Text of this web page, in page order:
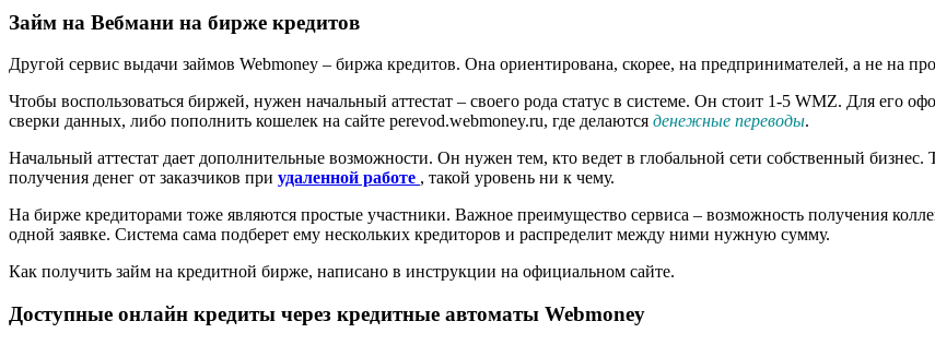
Займ на Вебмани на бирже кредитов
Другой сервис выдачи займов Webmoney – биржа кредитов. Она ориентирована, скорее, на предпринимателей, а не на
Чтобы воспользоваться биржей, нужен начальный аттестат – своего рода статус в системе. Он стоит 1-5 WMZ. Для его
сверки данных, либо пополнить кошелек на сайте perevod.webmoney.ru, где делаются денежные переводы.
Начальный аттестат дает дополнительные возможности. Он нужен тем, кто ведет в глобальной сети собственный бизнес.
получения денег от заказчиков при удаленной работе , такой уровень ни к чему.
На бирже кредиторами тоже являются простые участники. Важное преимущество сервиса – возможность получения
одной заявке. Система сама подберет ему нескольких кредиторов и распределит между ними нужную сумму.
Как получить займ на кредитной бирже, написано в инструкции на официальном сайте.
Доступные онлайн кредиты через кредитные автоматы Webmoney